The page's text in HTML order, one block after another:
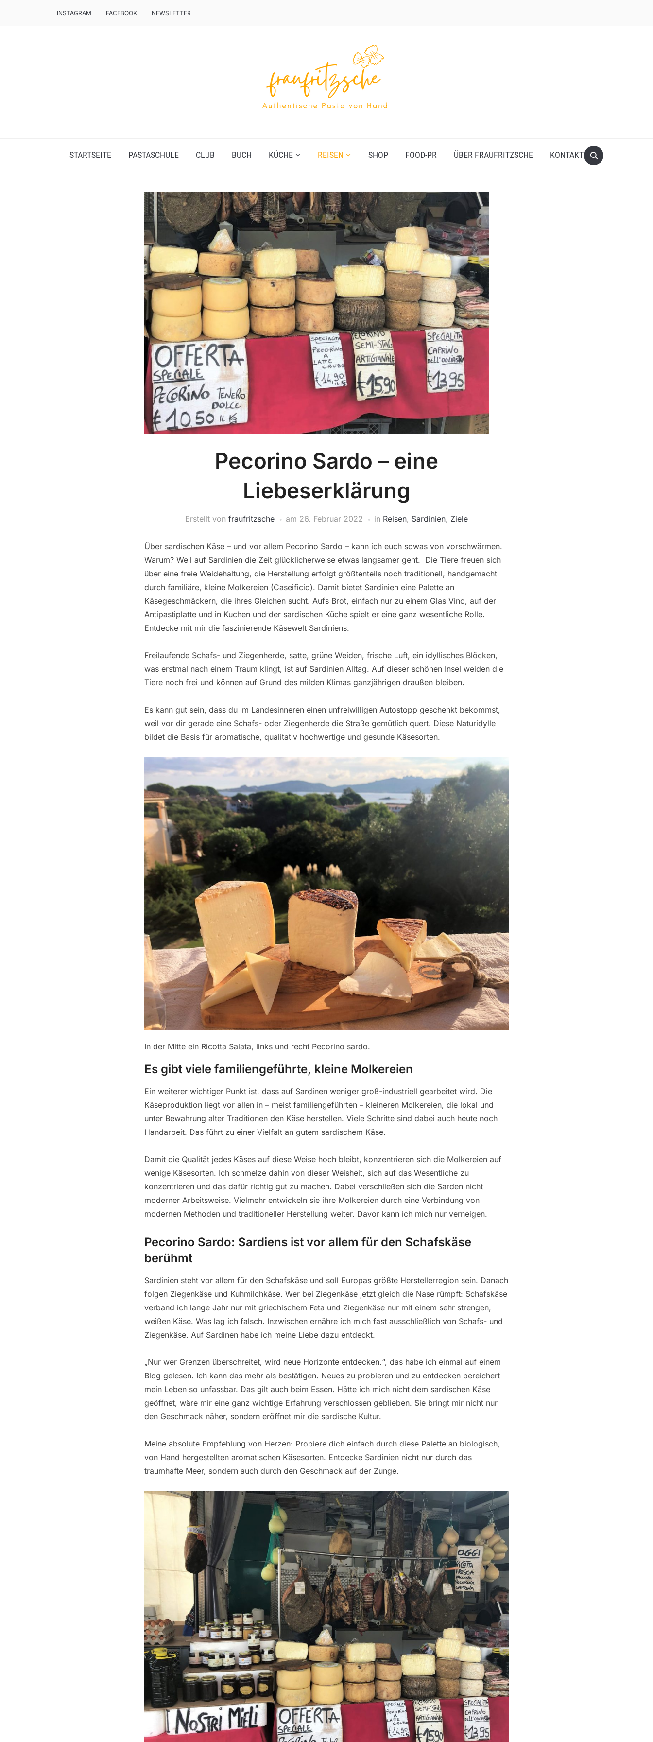
INSTAGRAM FACEBOOK NEWSLETTER
STARTSEITE PASTASCHULE CLUB BUCH KÜCHE REISEN SHOP FOOD-PR ÜBER FRAUFRITZSCHE KONTAKT
Pecorino Sardo – eine
Liebeserklärung
Erstellt von fraufritzsche am 26. Februar 2022 in Reisen, Sardinien, Ziele
Über sardischen Käse – und vor allem Pecorino Sardo – kann ich euch sowas von vorschwärmen.
Warum? Weil auf Sardinien die Zeit glücklicherweise etwas langsamer geht. Die Tiere freuen sich
über eine freie Weidehaltung, die Herstellung erfolgt größtenteils noch traditionell, handgemacht
durch familiäre, kleine Molkereien (Caseificio). Damit bietet Sardinien eine Palette an
Käsegeschmäckern, die ihres Gleichen sucht. Aufs Brot, einfach nur zu einem Glas Vino, auf der
Antipastiplatte und in Kuchen und der sardischen Küche spielt er eine ganz wesentliche Rolle.
Entdecke mit mir die faszinierende Käsewelt Sardiniens.
Freilaufende Schafs- und Ziegenherde, satte, grüne Weiden, frische Luft, ein idyllisches Blöcken,
was erstmal nach einem Traum klingt, ist auf Sardinien Alltag. Auf dieser schönen Insel weiden die
Tiere noch frei und können auf Grund des milden Klimas ganzjährigen draußen bleiben.
Es kann gut sein, dass du im Landesinneren einen unfreiwilligen Autostopp geschenkt bekommst,
weil vor dir gerade eine Schafs- oder Ziegenherde die Straße gemütlich quert. Diese Naturidylle
bildet die Basis für aromatische, qualitativ hochwertige und gesunde Käsesorten.
In der Mitte ein Ricotta Salata, links und recht Pecorino sardo.
Es gibt viele familiengeführte, kleine Molkereien
Ein weiterer wichtiger Punkt ist, dass auf Sardinen weniger groß-industriell gearbeitet wird. Die
Käseproduktion liegt vor allen in – meist familiengeführten – kleineren Molkereien, die lokal und
unter Bewahrung alter Traditionen den Käse herstellen. Viele Schritte sind dabei auch heute noch
Handarbeit. Das führt zu einer Vielfalt an gutem sardischem Käse.
Damit die Qualität jedes Käses auf diese Weise hoch bleibt, konzentrieren sich die Molkereien auf
wenige Käsesorten. Ich schmelze dahin von dieser Weisheit, sich auf das Wesentliche zu
konzentrieren und das dafür richtig gut zu machen. Dabei verschließen sich die Sarden nicht
moderner Arbeitsweise. Vielmehr entwickeln sie ihre Molkereien durch eine Verbindung von
modernen Methoden und traditioneller Herstellung weiter. Davor kann ich mich nur verneigen.
Pecorino Sardo: Sardiens ist vor allem für den Schafskäse
berühmt
Sardinien steht vor allem für den Schafskäse und soll Europas größte Herstellerregion sein. Danach
folgen Ziegenkäse und Kuhmilchkäse. Wer bei Ziegenkäse jetzt gleich die Nase rümpft: Schafskäse
verband ich lange Jahr nur mit griechischem Feta und Ziegenkäse nur mit einem sehr strengen,
weißen Käse. Was lag ich falsch. Inzwischen ernähre ich mich fast ausschließlich von Schafs- und
Ziegenkäse. Auf Sardinen habe ich meine Liebe dazu entdeckt.
„Nur wer Grenzen überschreitet, wird neue Horizonte entdecken.“, das habe ich einmal auf einem
Blog gelesen. Ich kann das mehr als bestätigen. Neues zu probieren und zu entdecken bereichert
mein Leben so unfassbar. Das gilt auch beim Essen. Hätte ich mich nicht dem sardischen Käse
geöffnet, wäre mir eine ganz wichtige Erfahrung verschlossen geblieben. Sie bringt mir nicht nur
den Geschmack näher, sondern eröffnet mir die sardische Kultur.
Meine absolute Empfehlung von Herzen: Probiere dich einfach durch diese Palette an biologisch,
von Hand hergestellten aromatischen Käsesorten. Entdecke Sardinien nicht nur durch das
traumhafte Meer, sondern auch durch den Geschmack auf der Zunge.